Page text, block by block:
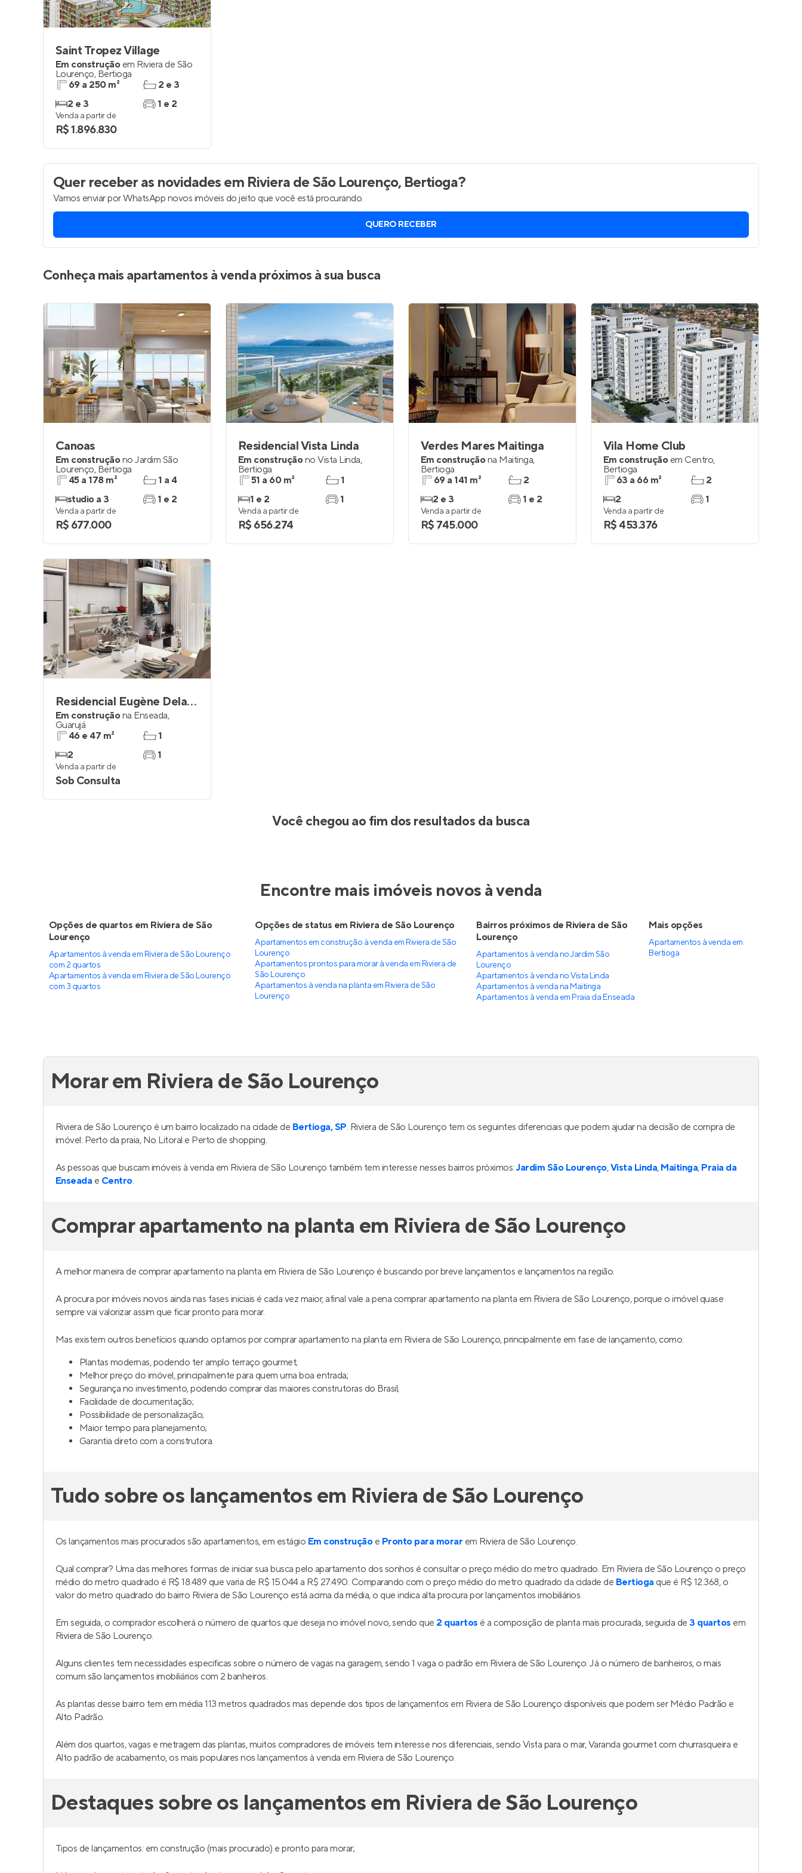
Saint Tropez Village
Em construção em Riviera de São
Lourenço, Bertioga
69 a 250 m²
2 e 3
2 e 3
1 e 2
Venda a partir de
R$ 1.896.830
Quer receber as novidadesem Riviera de São Lourenço, Bertioga?
Vamos enviar por WhatsApp novos imóveis do jeito que você está procurando.
QUERO RECEBER
Conheça mais apartamentos à venda próximos à sua busca
Canoas
Em construçãono Jardim São
Lourenço, Bertioga
45 a 178 m²
studio a 3
1 a 4
1 e 2
Venda a partir de
R$ 677.000
Residencial Vista Linda
Em construçãono Vista Linda,
Bertioga
51 a 60 m²
1 e 2
1
1
Venda a partir de
R$ 656.274
Verdes Mares Maitinga
Em construçãona Maitinga,
Bertioga
69 a 141 m²
2 e 3
2
1 e 2
Venda a partir de
R$ 745.000
Vila Home Club
Em construção em Centro,
Bertioga
63 a 66 m²
2
2
1
Venda a partir de
R$ 453.376
Residencial Eugène Delacroix
Em construçãona Enseada,
Guarujá
46 e 47 m²
2
1
1
Venda a partir de
Sob Consulta
Você chegou ao fim dos resultados da busca
Encontre mais imóveis novos à venda
Opções de quartos em Riviera de São
Lourenço
Apartamentos à venda em Riviera de São Lourenço
com 2 quartos
Apartamentos à venda em Riviera de São Lourenço
com 3 quartos
Opções de status em Riviera de São Lourenço
Apartamentos em construção à venda em Riviera de São
Lourenço
Apartamentos prontos para morar à venda em Riviera de
São Lourenço
Apartamentos à venda na planta em Riviera de São
Lourenço
Bairros próximos de Riviera de São
Lourenço
Apartamentos à venda no Jardim São
Lourenço
Apartamentos à venda no Vista Linda
Apartamentos à venda na Maitinga
Apartamentos à venda em Praia da Enseada
Mais opções
Apartamentos à venda em
Bertioga
Morar em Riviera de São Lourenço
Riviera de São Lourenço é um bairro localizado na cidade de Bertioga, SP. Riviera de São Lourenço tem os seguintes diferenciais que podem ajudar na decisão de compra de
imóvel: Perto da praia, No Litoral e Perto de shopping.
As pessoas que buscam imóveis à venda em Riviera de São Lourenço também tem interesse nesses bairros próximos:Jardim São Lourenço,Vista Linda, Maitinga, Praia da
Enseada e Centro.
Comprar apartamento na planta em Riviera de São Lourenço
A melhor maneira de comprar apartamento na planta em Riviera de São Lourenço é buscando por breve lançamentos e lançamentos na região.
A procura por imóveis novos ainda nas fases iniciais é cada vez maior, afinal vale a pena comprar apartamento na planta em Riviera de São Lourenço, porque o imóvel quase
sempre vai valorizar assim que ficar pronto para morar.
Mas existem outros benefícios quando optamos por comprar apartamento na planta em Riviera de São Lourenço, principalmente em fase de lançamento, como:
Plantas modernas, podendo ter amplo terraço gourmet;
Melhor preço do imóvel, principalmente para quem uma boa entrada;
Segurança no investimento, podendo comprar das maiores construtoras do Brasil;
Facilidade de documentação;
Possibilidade de personalização;
Maior tempo para planejamento;
Garantia direto com a construtora.
Tudo sobre os lançamentos em Riviera de São Lourenço
Os lançamentos mais procurados são apartamentos, em estágio Em construçãoe Pronto para morar em Riviera de São Lourenço.
Qual comprar? Uma das melhores formas de iniciar sua busca pelo apartamento dos sonhos é consultar o preço médio do metro quadrado. Em Riviera de São Lourenço o preço
médio do metro quadrado é R$ 18.489 que varia de R$ 15.044 a R$ 27.490. Comparando com o preço médio do metro quadrado da cidade de Bertioga que é R$ 12.368, o
valor do metro quadrado do bairro Riviera de São Lourenço está acima da média, o que indica alta procura por lançamentos imobiliários.
Em seguida, o comprador escolherá o número de quartos que deseja no imóvel novo, sendo que 2 quartos é a composição de planta mais procurada, seguida de 3 quartos em
Riviera de São Lourenço.
Alguns clientes tem necessidades especificas sobre o número de vagas na garagem, sendo 1 vaga o padrão em Riviera de São Lourenço. Já o número de banheiros, o mais
comum são lançamentos imobiliários com 2 banheiros.
As plantas desse bairro tem em média 113 metros quadrados mas depende dos tipos de lançamentos em Riviera de São Lourenço disponíveis que podem ser Médio Padrão e
Alto Padrão.
Além dos quartos, vagas e metragem das plantas, muitos compradores de imóveis tem interesse nos diferenciais, sendo Vista para o mar, Varanda gourmet com churrasqueira e
Alto padrão de acabamento, os mais populares nos lançamentos à venda em Riviera de São Lourenço.
Destaques sobre os lançamentos em Riviera de São Lourenço
Tipos de lançamentos: em construção (mais procurado) e pronto para morar;